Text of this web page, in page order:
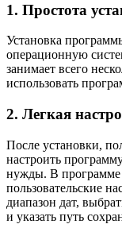
1. Простота
Установка
операционную
занимает всего
использовать
2. Легкая
После установки,
настроить
нужды. В программе
пользовательские
диапазон дат,
и указать путь